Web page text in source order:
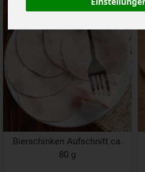
Bierschinken Aufschnitt ca.
80 g